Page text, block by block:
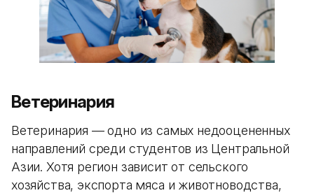
Ветеринария
Ветеринария — одно из самых недооцененных
направлений среди студентов из Центральной
Азии. Хотя регион зависит от сельского
хозяйства, экспорта мяса и животноводства,